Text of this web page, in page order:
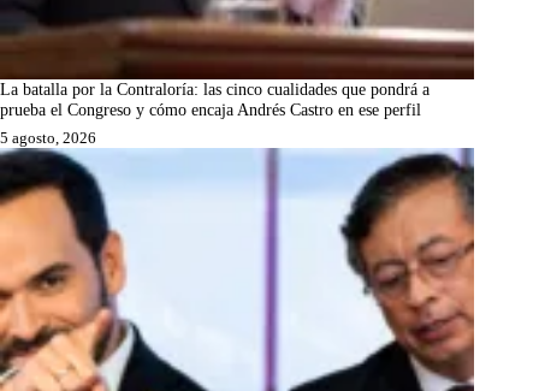
La batalla por la Contraloría: las cinco cualidades que pondrá a
prueba el Congreso y cómo encaja Andrés Castro en ese perfil
5 agosto, 2026